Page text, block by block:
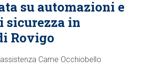
su automazioni e
sicurezza in
Rovigo